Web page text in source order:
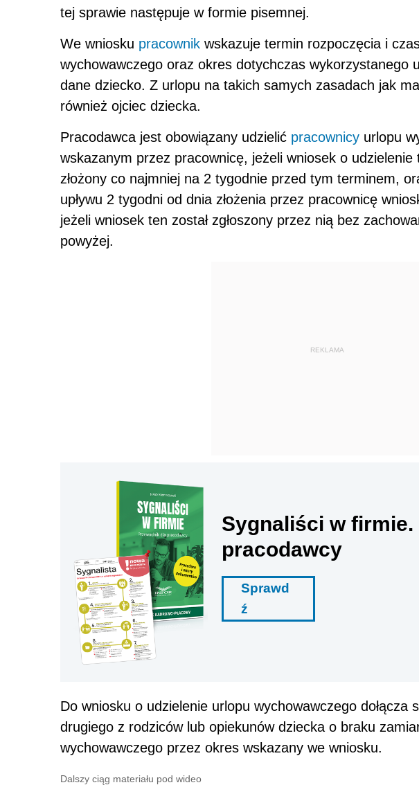
tej sprawie następuje w formie pisemnej.
We wniosku pracownik wskazuje termin rozpoczęcia i
wychowawczego oraz okres dotychczas wykorzystanego
dane dziecko. Z urlopu na takich samych zasadach jak
również ojciec dziecka.
Pracodawca jest obowiązany udzielić pracownicy urlopu
wskazanym przez pracownicę, jeżeli wniosek o udzielenie
złożony co najmniej na 2 tygodnie przed tym terminem,
upływu 2 tygodni od dnia złożenia przez pracownicę
jeżeli wniosek ten został zgłoszony przez nią bez
powyżej.
REKLAMA
Sygnaliści w
pracodawcy
Sprawd
ź
Do wniosku o udzielenie urlopu wychowawczego dołącza
drugiego z rodziców lub opiekunów dziecka o braku
wychowawczego przez okres wskazany we wniosku.
Dalszy ciąg materiału pod wideo